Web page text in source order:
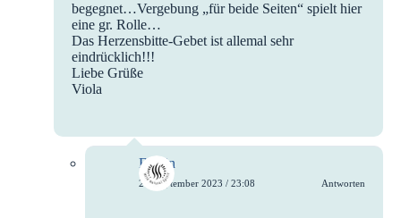
begegnet…Vergebung „für beide Seiten“ spielt hier
eine gr. Rolle…
Das Herzensbitte-Gebet ist allemal sehr
eindrücklich!!!
Liebe Grüße
Viola
Evelin
26. September 2023 / 23:08 Antworten